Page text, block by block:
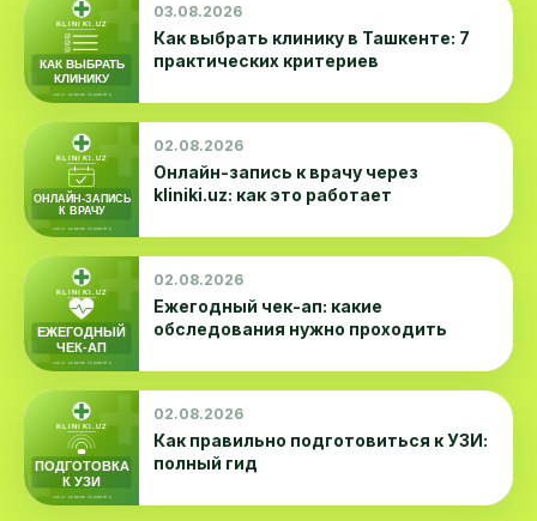
03.08.2026
Как выбрать клинику в Ташкенте: 7
практических критериев
02.08.2026
Онлайн-запись к врачу через
kliniki.uz: как это работает
02.08.2026
Ежегодный чек-ап: какие
обследования нужно проходить
02.08.2026
Как правильно подготовиться к УЗИ:
полный гид